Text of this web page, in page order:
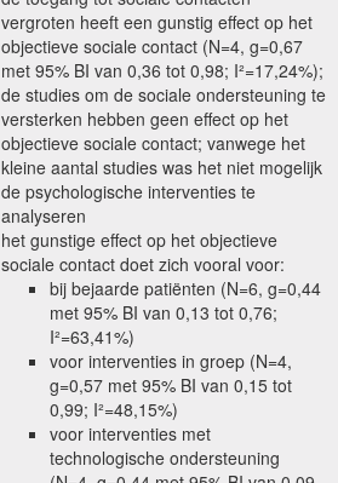
vergroten heeft een gunstig effect op het
objectieve sociale contact (N=4, g=0,67
met 95% BI van 0,36 tot 0,98; I²=17,24%);
de studies om de sociale ondersteuning te
versterken hebben geen effect op het
objectieve sociale contact; vanwege het
kleine aantal studies was het niet mogelijk
de psychologische interventies te
analyseren
het gunstige effect op het objectieve
sociale contact doet zich vooral voor:
bij bejaarde patiënten (N=6, g=0,44
met 95% BI van 0,13 tot 0,76;
I²=63,41%)
voor interventies in groep (N=4,
g=0,57 met 95% BI van 0,15 tot
0,99; I²=48,15%)
voor interventies met
technologische ondersteuning